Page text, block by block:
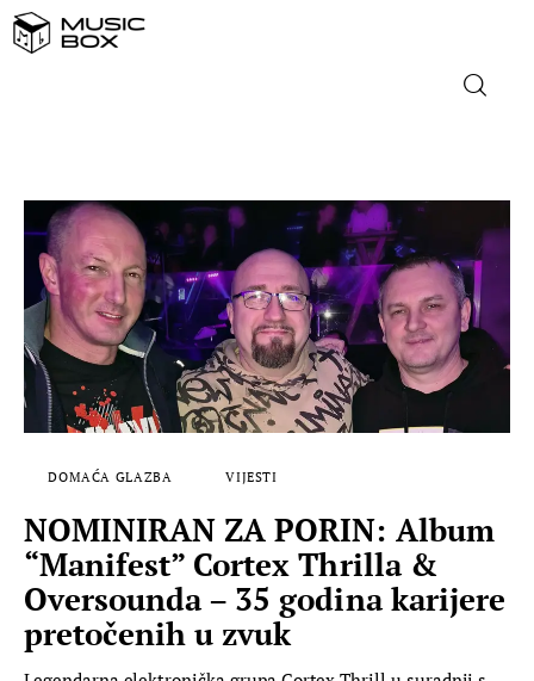
DOMAĆA GLAZBA
STRANA GLAZBA
FILM
MUSIC BOX
DOMAĆA GLAZBA VIJESTI
NOMINIRAN ZA PORIN: Album
“Manifest” Cortex Thrilla &
Oversounda – 35 godina karijere
pretočenih u zvuk